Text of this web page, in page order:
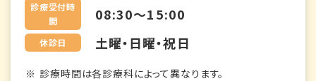
診療受付時
間
08:30～15:00
休診日 土曜・日曜・祝日
診療時間は各診療科によって異なります。